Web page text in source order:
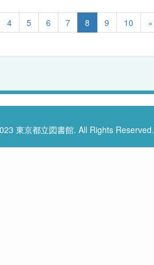
4 5 6 7 8 9 10 »
東京都立図書館. All Rights Reserved.